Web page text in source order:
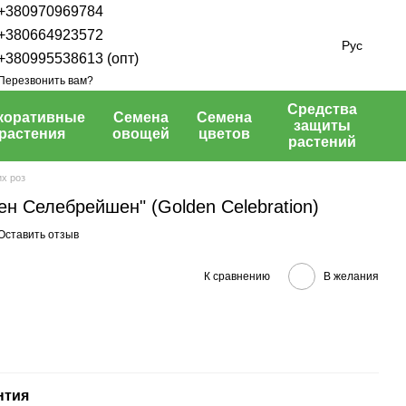
(опт)
вам?
Рус
растения
Семена
овощей
Семена
цветов
Средства
защиты
растений
роз
Селебрейшен" (Golden Celebration)
отзыв
К сравнению В желания